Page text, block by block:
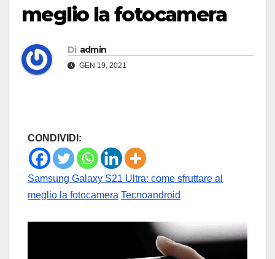
meglio la fotocamera
Di admin
GEN 19, 2021
CONDIVIDI:
Samsung Galaxy S21 Ultra: come sfruttare al
meglio la fotocamera Tecnoandroid